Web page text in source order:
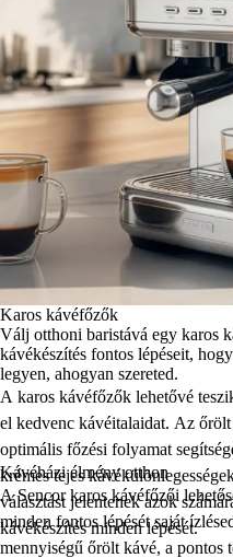
Karos kávéfőzők
Válj otthoni baristává egy karos
kávékészítés fontos lépéseit,
legyen, ahogyan szereted.
A karos kávéfőzők lehetővé
el kedvenc kávéitalaidat. Az
optimális főzési folyamat
krémes tejes
választást jelentenek azok
kávékészítés minden lépését.
Kávéházi élmény otthon
ASencor karos kávéfőzői
minden fontos lépését saját
mennyiségű őrölt kávé, a pontos